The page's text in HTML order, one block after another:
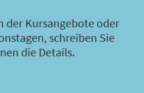
der Kursangebote oder
schreiben Sie
die Details.